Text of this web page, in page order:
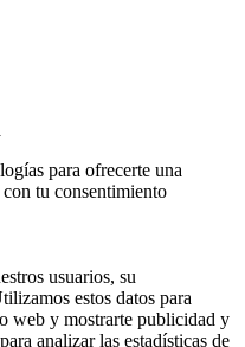
para ofrecerte una
tu consentimiento
usuarios, su
estos datos para
web y mostrarte publicidad y
analizar las estadísticas de